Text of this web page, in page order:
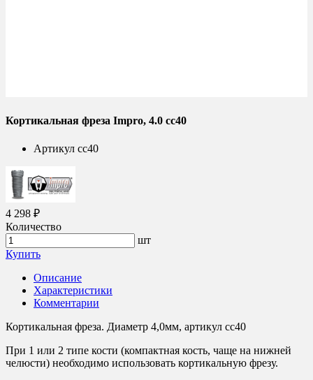
Кортикальная фреза Impro, 4.0 cc40
Артикул cc40
4 298 ₽
Количество
шт
Купить
Описание
Характеристики
Комментарии
Кортикальная фреза. Диаметр 4,0мм, артикул cc40
При 1 или 2 типе кости (компактная кость, чаще на нижней
челюсти) необходимо использовать кортикальную фрезу.